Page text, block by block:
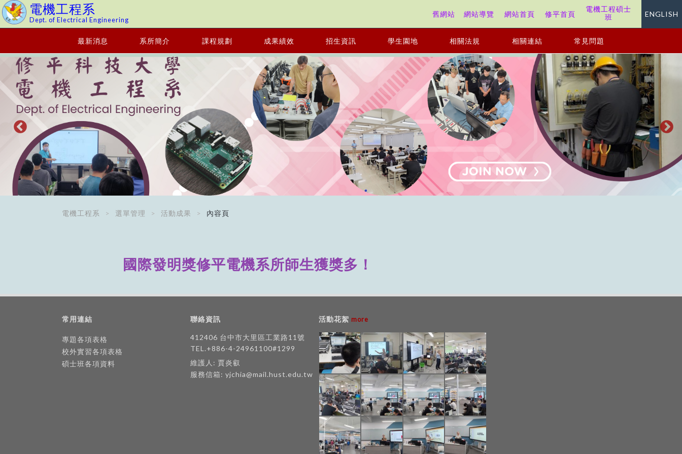
電機工程系
Dept. of Electrical Engineering
舊網站 網站導覽 網站首頁 修平首頁
電機工程碩士
班
ENGLISH
最新消息 系所簡介 課程規劃 成果績效 招生資訊 學生園地 相關法規 相關連結 常見問題
電機工程系 選單管理 活動成果 內容頁
國際發明獎修平電機系所師生獲獎多！
常用連結
專題各項表格
校外實習各項表格
碩士班各項資料
聯絡資訊
412406 台中市大里區工業路11號
TEL.+886-4-24961100#1299
維護人: 賈炎叡
服務信箱: yjchia@mail.hust.edu.tw
活動花絮 more